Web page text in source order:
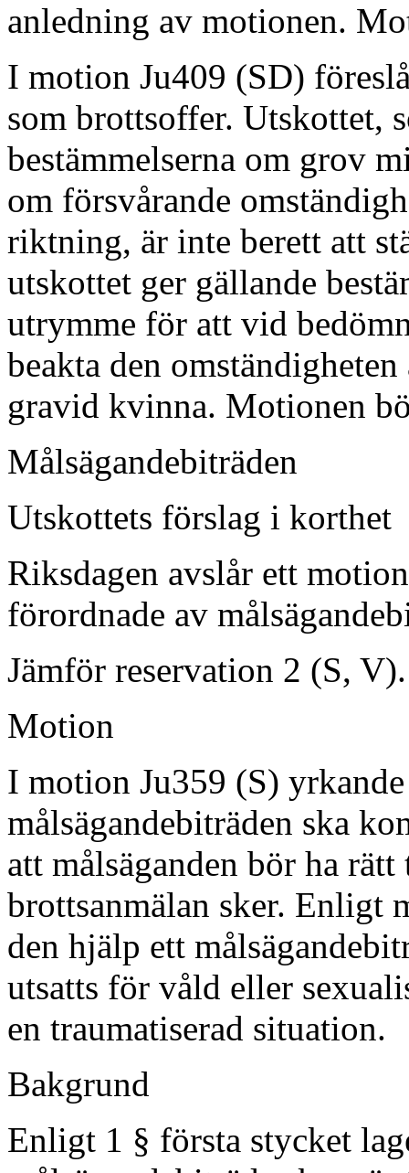
anledning av motionen.
I motion Ju409 (SD)
som brottsoffer. Utskottet,
bestämmelserna om grov
om försvårande
riktning, är inte berett att
utskottet ger gällande
utrymme för att vid
beakta den
gravid kvinna. Motionen
Målsägandebiträden
Utskottets förslag i korthet
Riksdagen avslår ett
förordnade av
Jämför reservation 2 (S, V).
Motion
I motion Ju359 (S)
målsägandebiträden ska
att målsäganden bör ha
brottsanmälan sker. Enligt
den hjälp ett
utsatts för våld eller
en traumatiserad situation.
Bakgrund
Enligt 1 § första stycket